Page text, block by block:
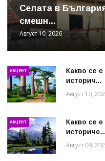
Cелата в
смешн...
Август 10, 2026
АКЦЕНТ
Какво се е
историч...
Август 10,
АКЦЕНТ
Какво се е
историче...
Август 09,